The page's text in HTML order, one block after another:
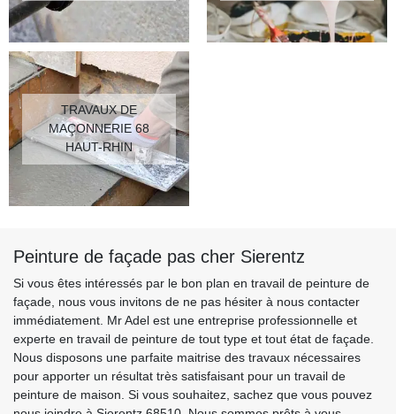
TRAVAUX DE
MAÇONNERIE 68
HAUT-RHIN
Peinture de façade pas cher Sierentz
Si vous êtes intéressés par le bon plan en travail de peinture de
façade, nous vous invitons de ne pas hésiter à nous contacter
immédiatement. Mr Adel est une entreprise professionnelle et
experte en travail de peinture de tout type et tout état de façade.
Nous disposons une parfaite maitrise des travaux nécessaires
pour apporter un résultat très satisfaisant pour un travail de
peinture de maison. Si vous souhaitez, sachez que vous pouvez